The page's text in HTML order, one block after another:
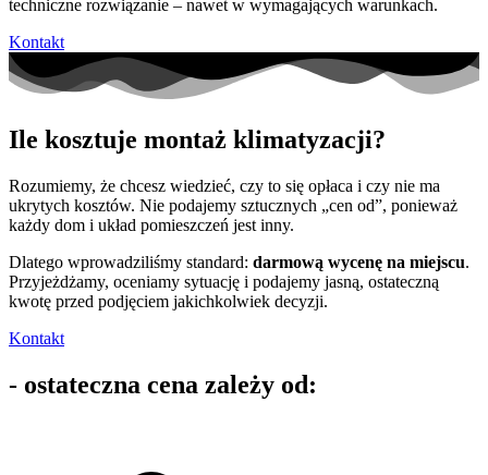
techniczne rozwiązanie – nawet w wymagających warunkach.
Kontakt
Ile kosztuje montaż klimatyzacji?
Rozumiemy, że chcesz wiedzieć, czy to się opłaca i czy nie ma
ukrytych kosztów. Nie podajemy sztucznych „cen od”, ponieważ
każdy dom i układ pomieszczeń jest inny.
Dlatego wprowadziliśmy standard: darmową wycenę na miejscu.
Przyjeżdżamy, oceniamy sytuację i podajemy jasną, ostateczną
kwotę przed podjęciem jakichkolwiek decyzji.
Kontakt
- ostateczna cena zależy od: